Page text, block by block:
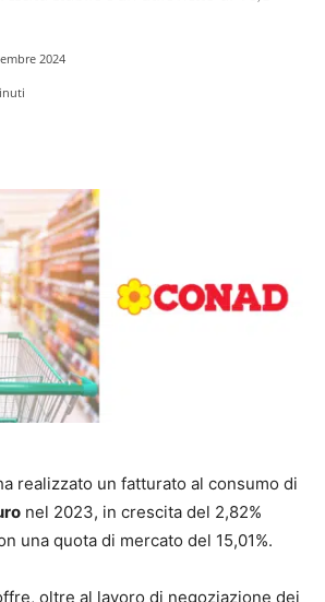
2024
realizzato un fatturato al consumo di
nel 2023, in crescita del 2,82%
una quota di mercato del 15,01%.
oltre al lavoro di negoziazione dei